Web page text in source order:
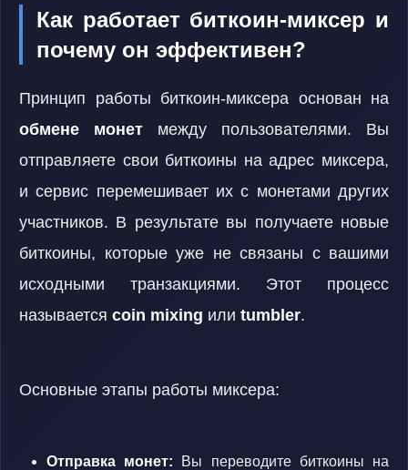
Как работает биткоин-миксер и
почему он эффективен?
Принцип работы биткоин-миксера основан на
обмене монет между пользователями. Вы
отправляете свои биткоины на адрес миксера,
и сервис перемешивает их с монетами других
участников. В результате вы получаете новые
биткоины, которые уже не связаны с вашими
исходными транзакциями. Этот процесс
называется coin mixing или tumbler.
Основные этапы работы миксера:
Отправка монет: Вы переводите биткоины на